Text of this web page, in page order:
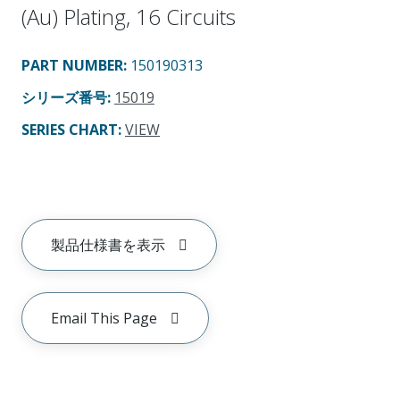
(Au) Plating, 16 Circuits
PART NUMBER: 150190313
シリーズ番号: 15019
SERIES CHART:VIEW
製品仕様書を表示
Email This Page